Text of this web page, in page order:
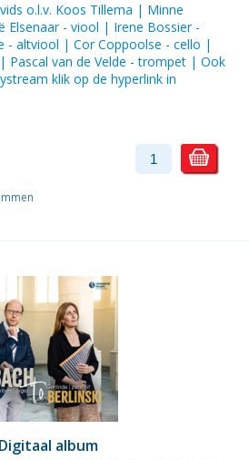
o.l.v. Koos Tillema | Minne
Elsenaar - viool | Irene Bossier -
- altviool | Cor Coppoolse - cello |
Pascal van de Velde - trompet | Ook
klik op de hyperlink in
album